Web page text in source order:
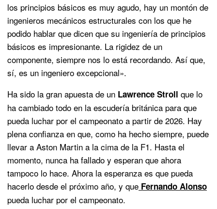
los principios básicos es muy agudo, hay un montón de
ingenieros mecánicos estructurales con los que he
podido hablar que dicen que su ingeniería de principios
básicos es impresionante. La rigidez de un
componente, siempre nos lo está recordando. Así que,
sí, es un ingeniero excepcional».
Ha sido la gran apuesta de un Lawrence Stroll que lo
ha cambiado todo en la escudería británica para que
pueda luchar por el campeonato a partir de 2026. Hay
plena confianza en que, como ha hecho siempre, puede
llevar a Aston Martin a la cima de la F1. Hasta el
momento, nunca ha fallado y esperan que ahora
tampoco lo hace. Ahora la esperanza es que pueda
hacerlo desde el próximo año, y que Fernando Alonso
pueda luchar por el campeonato.